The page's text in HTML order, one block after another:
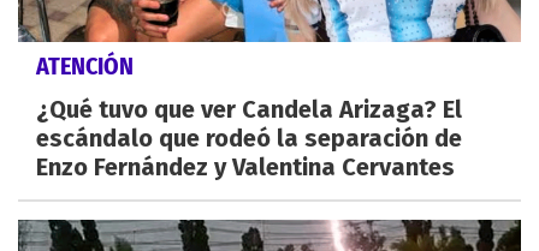
ATENCIÓN
¿Qué tuvo que ver Candela Arizaga? El
escándalo que rodeó la separación de
Enzo Fernández y Valentina Cervantes